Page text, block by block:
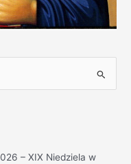
– XIX Niedziela w